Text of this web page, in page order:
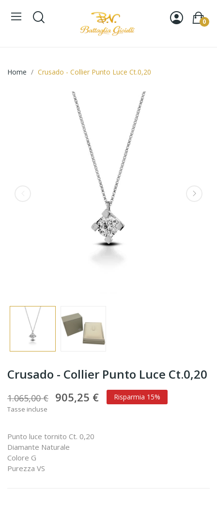
0
Home Crusado - Collier Punto Luce Ct.0,20
Crusado - Collier Punto Luce Ct.0,20
1.065,00 € 905,25 € Risparmia 15%
Tasse incluse
Punto luce tornito Ct. 0,20
Diamante Naturale
Colore G
Purezza VS